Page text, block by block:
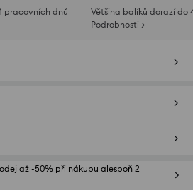
pracovních dnů
Většina balíků dorazí do
Podrobnosti >
až -50% při nákupu alespoň 2